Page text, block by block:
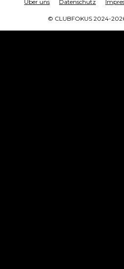
Über uns Datenschutz
© CLUBFOKUS 2024-